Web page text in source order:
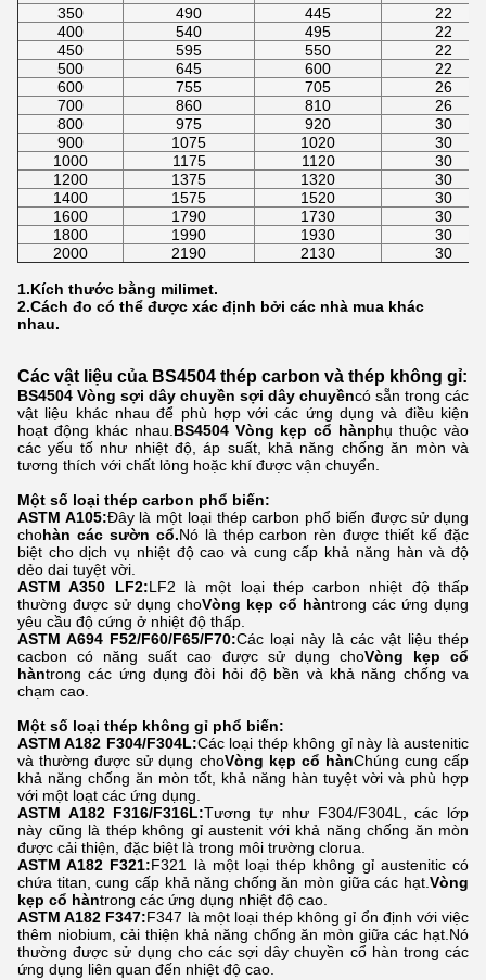
350
490 445
22
400
540 495
22
450
595 550
22
500
645 600
22
600
755 705
26
700
860 810
26
800
975 920
30
900
1075 1020
30
1000
1175 1120
30
1200
1375 1320
30
1400
1575 1520
30
1600
1790 1730
30
1800
1990 1930
30
2000
2190 2130 30
1.Kích thước bằng milimet.
2.Cách đo có thể được xác định bởi các nhà mua khác
nhau.
Các vật liệu của BS4504 thép carbon và thép không gỉ:
BS4504 Vòng sợi dây chuyền sợi dây chuyềncó sẵn trong các
vật liệu khác nhau để phù hợp với các ứng dụng và điều kiện
hoạt động khác nhau.BS4504 Vòng kẹp cổ hànphụ thuộc vào
các yếu tố như nhiệt độ, áp suất, khả năng chống ăn mòn và
tương thích với chất lỏng hoặc khí được vận chuyển.
Một số loại thép carbon phổ biến:
ASTM A105:Đây là một loại thép carbon phổ biến được sử dụng
chohàn các sườn cổ.Nó là thép carbon rèn được thiết kế đặc
biệt cho dịch vụ nhiệt độ cao và cung cấp khả năng hàn và độ
dẻo dai tuyệt vời.
ASTM A350 LF2:LF2 là một loại thép carbon nhiệt độ thấp
thường được sử dụng choVòng kẹp cổ hàntrong các ứng dụng
yêu cầu độ cứng ở nhiệt độ thấp.
ASTM A694 F52/F60/F65/F70:Các loại này là các vật liệu thép
cacbon có năng suất cao được sử dụng choVòng kẹp cổ
hàntrong các ứng dụng đòi hỏi độ bền và khả năng chống va
chạm cao.
Một số loại thép không gỉ phổ biến:
ASTM A182 F304/F304L:Các loại thép không gỉ này là austenitic
và thường được sử dụng choVòng kẹp cổ hànChúng cung cấp
khả năng chống ăn mòn tốt, khả năng hàn tuyệt vời và phù hợp
với một loạt các ứng dụng.
ASTM A182 F316/F316L:Tương tự như F304/F304L, các lớp
này cũng là thép không gỉ austenit với khả năng chống ăn mòn
được cải thiện, đặc biệt là trong môi trường clorua.
ASTM A182 F321:F321 là một loại thép không gỉ austenitic có
chứa titan, cung cấp khả năng chống ăn mòn giữa các hạt.Vòng
kẹp cổ hàntrong các ứng dụng nhiệt độ cao.
ASTM A182 F347:F347 là một loại thép không gỉ ổn định với việc
thêm niobium, cải thiện khả năng chống ăn mòn giữa các hạt.Nó
thường được sử dụng cho các sợi dây chuyền cổ hàn trong các
ứng dụng liên quan đến nhiệt độ cao.